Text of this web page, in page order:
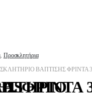
, Προσκλητήρια
ΒΑΠΤΙΣΗΣ ΦΡΙΝΤΑ
ΒΑΠΤΙΣΗΣ